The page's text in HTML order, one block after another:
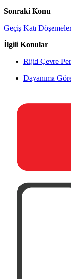
Sonraki Konu
Geçiş Katı
İlgili Konular
Rijid Çevre
Dayanıma